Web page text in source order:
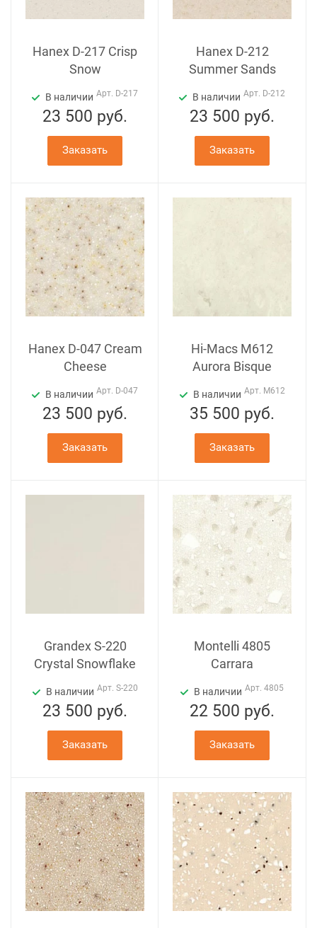
Hanex D-217 Crisp
Snow
В наличии Арт. D-217
23 500 руб.
Заказать
Hanex D-212
Summer Sands
В наличии Арт. D-212
23 500 руб.
Заказать
Hanex D-047 Cream
Cheese
В наличии Арт. D-047
23 500 руб.
Заказать
Hi-Macs M612
Aurora Bisque
В наличии Арт. M612
35 500 руб.
Заказать
Grandex S-220
Crystal Snowflake
В наличии Арт. S-220
23 500 руб.
Заказать
Montelli 4805
Carrara
В наличии Арт. 4805
22 500 руб.
Заказать